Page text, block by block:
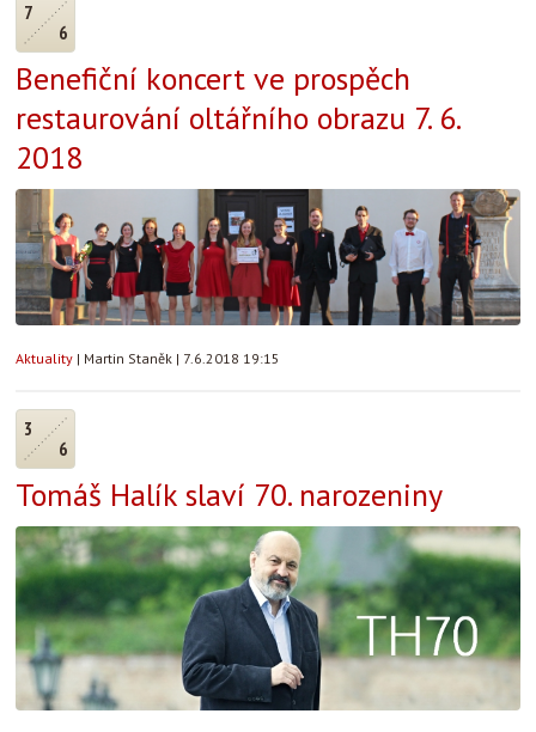
7
6
Benefiční koncert ve prospěch
restaurování oltářního obrazu 7. 6.
2018
Aktuality | Martin Staněk | 7.6.2018 19:15
3
6
Tomáš Halík slaví 70. narozeniny